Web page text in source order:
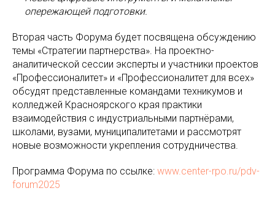
опережающей подготовки.
Вторая часть Форума будет посвящена обсуждению
темы «Стратегии партнерства». На проектно-
аналитической сессии эксперты и участники проектов
«Профессионалитет» и «Профессионалитет для всех»
обсудят представленные командами техникумов и
колледжей Красноярского края практики
взаимодействия с индустриальными партнёрами,
школами, вузами, муниципалитетами и рассмотрят
новые возможности укрепления сотрудничества.
Программа Форума по ссылке: www.center-rpo.ru/pdv-
forum2025